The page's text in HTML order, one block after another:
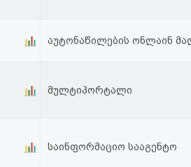
აუტონაწილების ონლაინ
მულტიპორტალი
საინფორმაციო სააგენტო